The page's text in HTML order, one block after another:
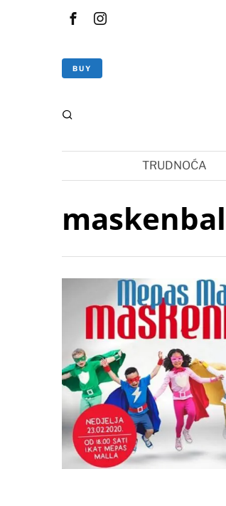
BUY
TRUDNOĆA
maskenbal